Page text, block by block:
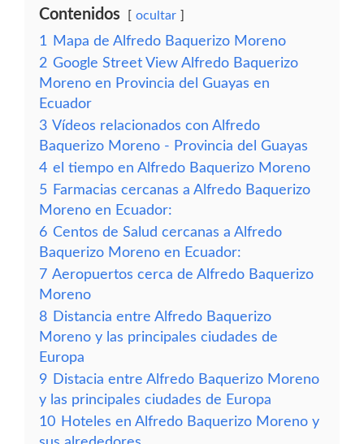
Contenidos ocultar
1
Mapa de Alfredo Baquerizo Moreno
2 Google Street View Alfredo Baquerizo
Moreno en Provincia del Guayas en
Ecuador
3 Vídeos relacionados con Alfredo
Baquerizo Moreno - Provincia del Guayas
4 el tiempo en Alfredo Baquerizo Moreno
5 Farmacias cercanas a Alfredo Baquerizo
Moreno en Ecuador:
6 Centos de Salud cercanas a Alfredo
Baquerizo Moreno en Ecuador:
7 Aeropuertos cerca de Alfredo Baquerizo
Moreno
8 Distancia entre Alfredo Baquerizo
Moreno y las principales ciudades de
Europa
9 Distacia entre Alfredo Baquerizo Moreno
y las principales ciudades de Europa
10 Hoteles en Alfredo Baquerizo Moreno y